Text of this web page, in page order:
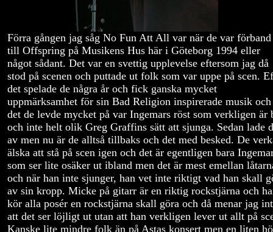
Förra gången jag såg No Fun Att All var när de var förband
till Offspring på Musikens Hus här i Göteborg 1994 eller
något sådant. Det var en svettig upplevelse eftersom jag då
stod på scenen och puttade ut folk som var uppe på scen.
det spelade de några år och fick ganska mycket
uppmärksamhet för sin Bad Religion inspirerade musik och
det de levde mycket på var Ingemars röst som verkligen är
och inte helt olik Greg Graffins sätt att sjunga. Sedan lade
av men nu är de alltså tillbaks och det med besked. De
älska att stå på scen igen och det är egentligen bara
som ser lite osäker ut ibland men det är mest emellan
och när han inte sjunger, han vet inte riktigt vad han skall
av sin kropp. Micke på gitarr är en riktig rockstjärna och
kör alla posér en rockstjärna skall göra och då menar jag
att det ser löjligt ut utan att han verkligen lever ut allt på
Kanske lite mindre folk än på Astas konsert men en liten